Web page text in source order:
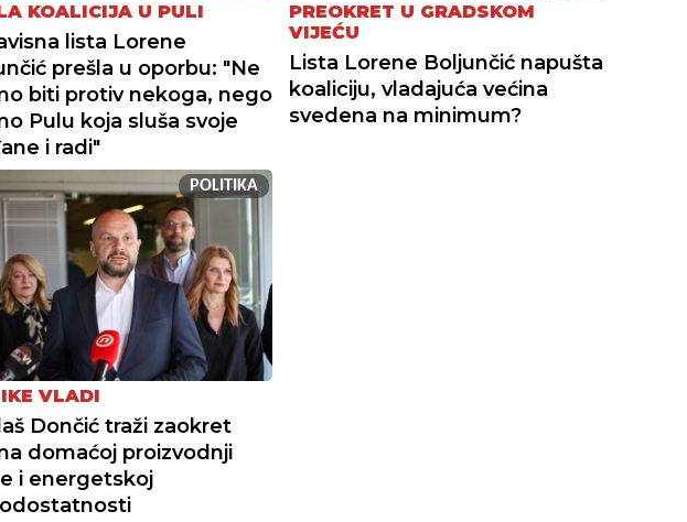
KOALICIJA U PULI
lista Lorene
prešla u oporbu: "Ne
biti protiv nekoga, nego
Pulu koja sluša svoje
i radi"
PREOKRET U GRADSKOM
VIJEĆU
Lista Lorene Boljunčić napušta
koaliciju, vladajuća većina
svedena na minimum?
POLITIKA
VLADI
Dončić traži zaokret
domaćoj proizvodnji
i energetskoj